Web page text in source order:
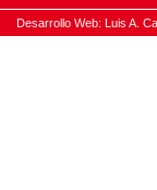
Desarrollo Web: Luis